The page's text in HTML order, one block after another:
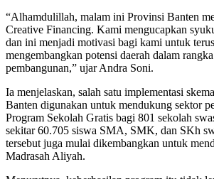
“Alhamdulillah, malam ini Provinsi Banten
Creative Financing. Kami mengucapkan
dan ini menjadi motivasi bagi kami untuk
mengembangkan potensi daerah dalam
pembangunan,” ujar Andra Soni.
Ia menjelaskan, salah satu implementasi
Banten digunakan untuk mendukung sektor
Program Sekolah Gratis bagi 801 sekolah
sekitar 60.705 siswa SMA, SMK, dan SKh
tersebut juga mulai dikembangkan untuk
Madrasah Aliyah.